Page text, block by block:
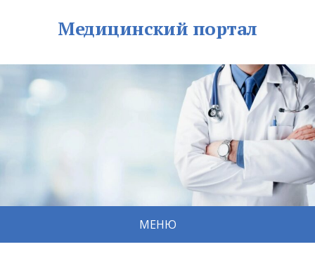
Медицинский портал
МЕНЮ